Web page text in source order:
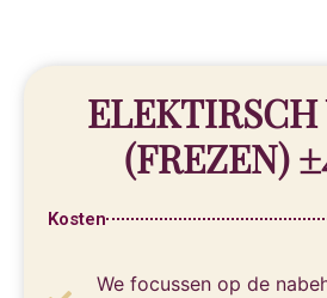
(FREZEN)
Kosten
We focussen op de